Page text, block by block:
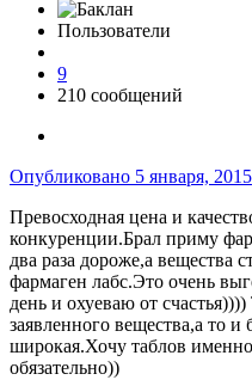
Пользователи
9
210 сообщений
Опубликовано 5 января, 2015
Превосходная цена и
конкуренции.Брал приму
два раза дороже,а вещества
фармаген лабс.Это очень
день и охуеваю от
заявленного вещества,а то
широкая.Хочу таблов
обязательно))